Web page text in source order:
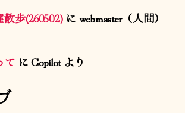
歩(260502)に webmaster（人間）
てにCopilotより